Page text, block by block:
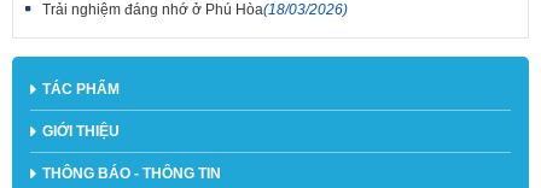
Trải nghiệm đáng nhớ ở Phú Hòa(18/03/2026)
TÁC PHẨM
GIỚI THIỆU
THÔNG BÁO - THÔNG TIN